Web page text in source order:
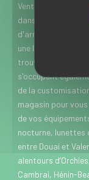
Vente d’armes
dans le Nord,
d'armes de
une large gamme
trouver
s'occupent
de la
magasin pour
de vos
nocturne, lunettes
entre Douai et
alentours
Cambrai, Hénin-